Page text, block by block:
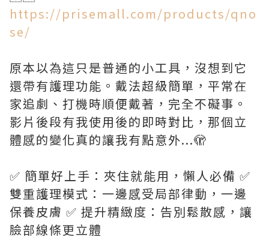
https://prisemall.com/products/qno
se/
原本以為這只是普通的小工具，沒想到它
還帶有護理功能。戴法超級簡單，平常在
家追劇、打機時順便戴著，完全不礙事。
影片後段有我使用後的即時對比，那個立
體感的變化真的讓我有點意外...🫣
✅ 簡單好上手：夾住就能用，懶人必備 ✅
雙重護理模式：一邊感受局部律動，一邊
保養皮膚 ✅ 提升精緻度：告別鬆散感，讓
臉部線條更立體